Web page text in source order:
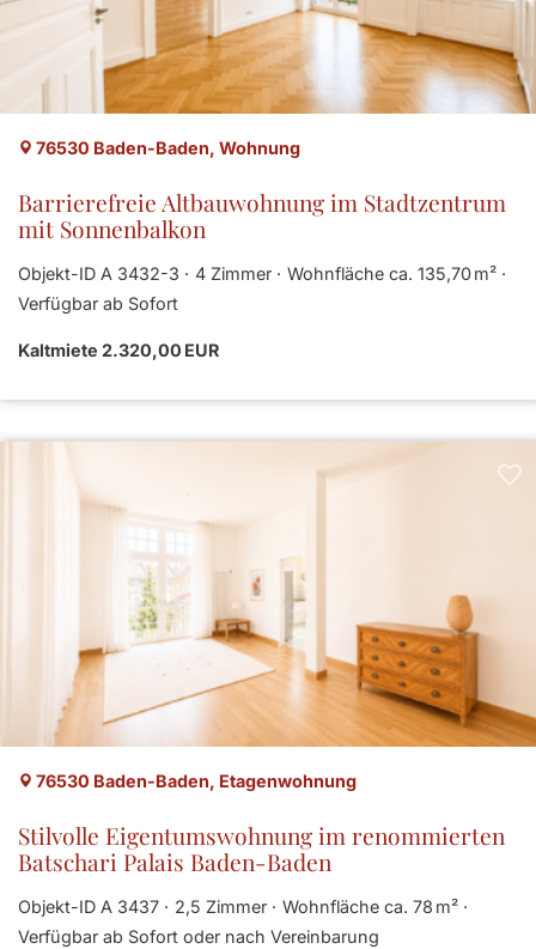
76530 Baden-Baden, Wohnung
Barrierefreie Altbauwohnung im Stadtzentrum
mit Sonnenbalkon
Objekt-ID A 3432-3 4 Zimmer
Wohnfläche ca. 135,70 m²
Verfügbar ab Sofort
Kaltmiete 2.320,00 EUR
76530 Baden-Baden, Etagenwohnung
Stilvolle Eigentumswohnung im renommierten
Batschari Palais Baden-Baden
Objekt-ID A 3437 2,5 Zimmer
Wohnfläche ca. 78 m²
Verfügbar ab Sofort oder nach Vereinbarung